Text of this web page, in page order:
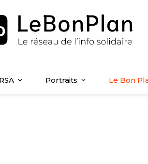
RSA Portraits Le Bon